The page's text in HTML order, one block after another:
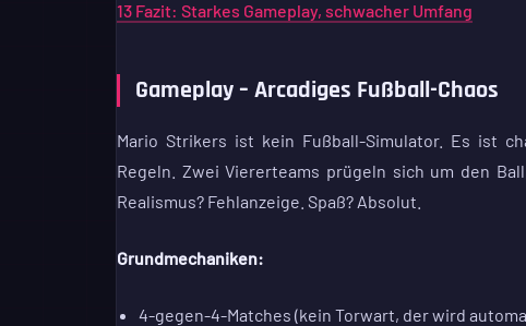
13 Fazit: Starkes Gameplay, schwacher Umfang
Gameplay – Arcadiges Fußball-Chaos
Mario Strikers ist kein Fußball-Simulator. Es ist
Regeln. Zwei Viererteams prügeln sich um den
Realismus? Fehlanzeige. Spaß? Absolut.
Grundmechaniken:
4-gegen-4-Matches (kein Torwart, der wird